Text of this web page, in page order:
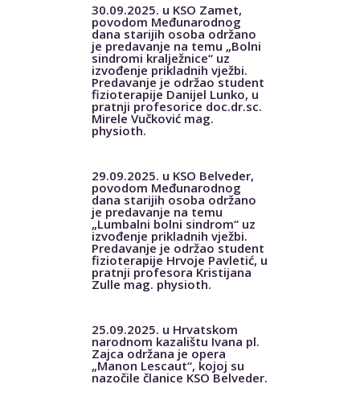
30.09.2025. u KSO Zamet,
povodom Međunarodnog
dana starijih osoba održano
je predavanje na temu „Bolni
sindromi kralježnice“ uz
izvođenje prikladnih vježbi.
Predavanje je održao student
fizioterapije Danijel Lunko, u
pratnji profesorice doc.dr.sc.
Mirele Vučković mag.
physioth.
29.09.2025. u KSO Belveder,
povodom Međunarodnog
dana starijih osoba održano
je predavanje na temu
„Lumbalni bolni sindrom“ uz
izvođenje prikladnih vježbi.
Predavanje je održao student
fizioterapije Hrvoje Pavletić, u
pratnji profesora Kristijana
Zulle mag. physioth.
25.09.2025. u Hrvatskom
narodnom kazalištu Ivana pl.
Zajca održana je opera
„Manon Lescaut“, kojoj su
nazočile članice KSO Belveder.